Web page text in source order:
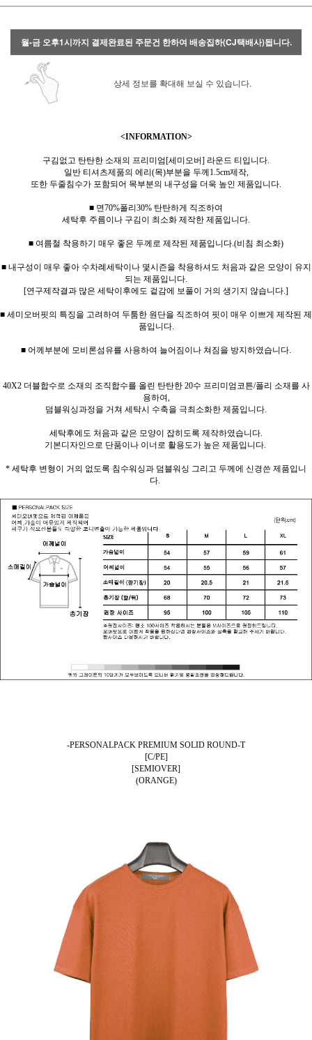
월-금 오후1시까지 결제완료된 주문건 한하여 배송집하(CJ택배사)됩니다.
상세 정보를 확대해 보실 수 있습니다.
<INFORMATION>
구김없고 탄탄한 소재의 프리미엄[세미오버] 라운드 티입니다.
일반 티셔츠제품의 에리(목)부분을 두께1.5cm제작,
또한 두줄침수가 포함되어 목부분의 내구성을 더욱 높인 제품입니다.
■ 면70%폴리30% 탄탄하게 직조하여
세탁후 주름이나 구김이 최소화 제작한 제품입니다.
■ 여름철 착용하기 매우 좋은 두께로 제작된 제품입니다.(비침 최소화)
■ 내구성이 매우 좋아 수차례세탁이나 몇시즌을 착용하셔도 처음과 같은 모양이 유지
되는 제품입니다.
[연구제작결과 많은 세탁이후에도 겉감에 보풀이 거의 생기지 않습니다.]
■ 세미오버핏의 특징을 고려하여 두툼한 원단을 직조하여 핏이 매우 이쁘게 제작된 제
품입니다.
■ 어께부분에 모비론섬유를 사용하여 늘어짐이나 쳐짐을 방지하였습니다.
40X2 더블합수로 소재의 조직합수를 올린 탄탄한 20수 프리미엄코튼/폴리 소재를 사
용하여,
덤블워싱과정을 거쳐 세탁시 수축을 극최소화한 제품입니다.
세탁후에도 처음과 같은 모양이 잡히도록 제작하였습니다.
기본디자인으로 단품이나 이너로 활용도가 높은 제품입니다.
* 세탁후 변형이 거의 없도록 침수워싱과 덤블워싱 그리고 두께에 신경쓴 제품입니
다.
-PERSONALPACK PREMIUM SOLID ROUND-T
[C/PE]
[SEMIOVER]
(ORANGE)